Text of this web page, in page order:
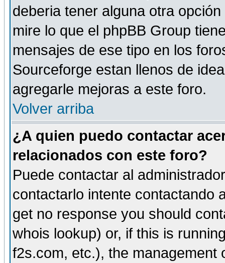
deberia tener alguna otra
mire lo que el phpBB Group
mensajes de ese tipo en los
Sourceforge estan llenos de
agregarle mejoras a este foro.
Volver arriba
¿A quien puedo contactar
relacionados con este foro?
Puede contactar al
contactarlo intente contactando
get no response you should
whois lookup) or, if this is
f2s.com, etc.), the management